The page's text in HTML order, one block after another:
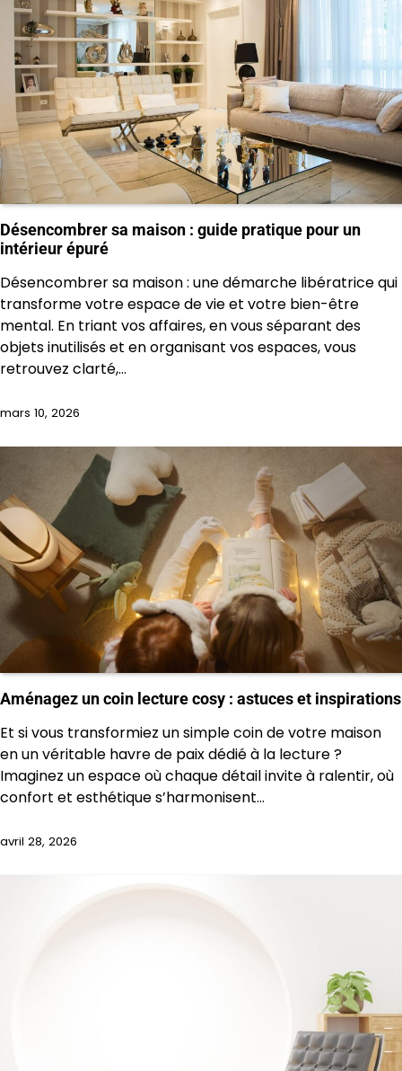
Désencombrer sa maison : guide pratique pour un
intérieur épuré
Désencombrer sa maison : une démarche libératrice qui
transforme votre espace de vie et votre bien-être
mental. En triant vos affaires, en vous séparant des
objets inutilisés et en organisant vos espaces, vous
retrouvez clarté,…
mars 10, 2026
Aménagez un coin lecture cosy : astuces et inspirations
Et si vous transformiez un simple coin de votre maison
en un véritable havre de paix dédié à la lecture ?
Imaginez un espace où chaque détail invite à ralentir, où
confort et esthétique s’harmonisent…
avril 28, 2026